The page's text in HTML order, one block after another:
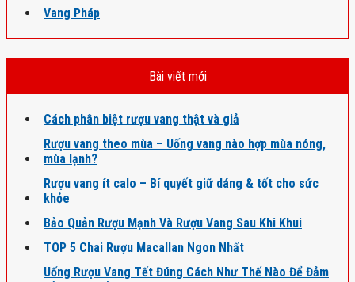
Vang Pháp
Bài viết mới
Cách phân biệt rượu vang thật và giả
Rượu vang theo mùa – Uống vang nào hợp mùa nóng,
mùa lạnh?
Rượu vang ít calo – Bí quyết giữ dáng & tốt cho sức
khỏe
Bảo Quản Rượu Mạnh Và Rượu Vang Sau Khi Khui
TOP 5 Chai Rượu Macallan Ngon Nhất
Uống Rượu Vang Tết Đúng Cách Như Thế Nào Để Đảm